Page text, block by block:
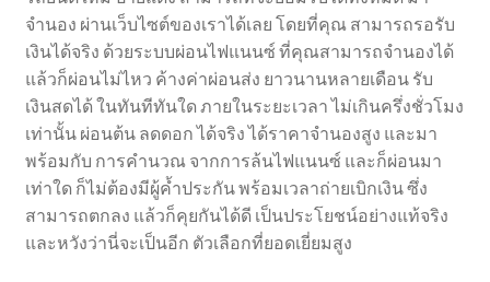
จำนอง ผ่านเว็บไซต์ของเราได้เลย โดยที่คุณ สามารถรอรับ
เงินได้จริง ด้วยระบบผ่อนไฟแนนซ์ ที่คุณสามารถจำนองได้
แล้วก็ผ่อนไม่ไหว ค้างค่าผ่อนส่ง ยาวนานหลายเดือน รับ
เงินสดได้ ในทันทีทันใด ภายในระยะเวลา ไม่เกินครึ่งชั่วโมง
เท่านั้น ผ่อนต้น ลดดอก ได้จริง ได้ราคาจำนองสูง และมา
พร้อมกับ การคำนวณ จากการล้นไฟแนนซ์ และก็ผ่อนมา
เท่าใด ก็ไม่ต้องมีผู้ค้ำประกัน พร้อมเวลาถ่ายเบิกเงิน ซึ่ง
สามารถตกลง แล้วก็คุยกันได้ดี เป็นประโยชน์อย่างแท้จริง
และหวังว่านี่จะเป็นอีก ตัวเลือกที่ยอดเยี่ยมสูง